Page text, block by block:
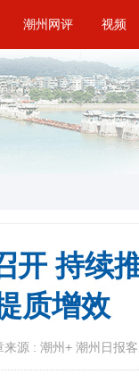
潮州网评 视频
开 持续
质增效
来源 : 潮州+ 潮州日报